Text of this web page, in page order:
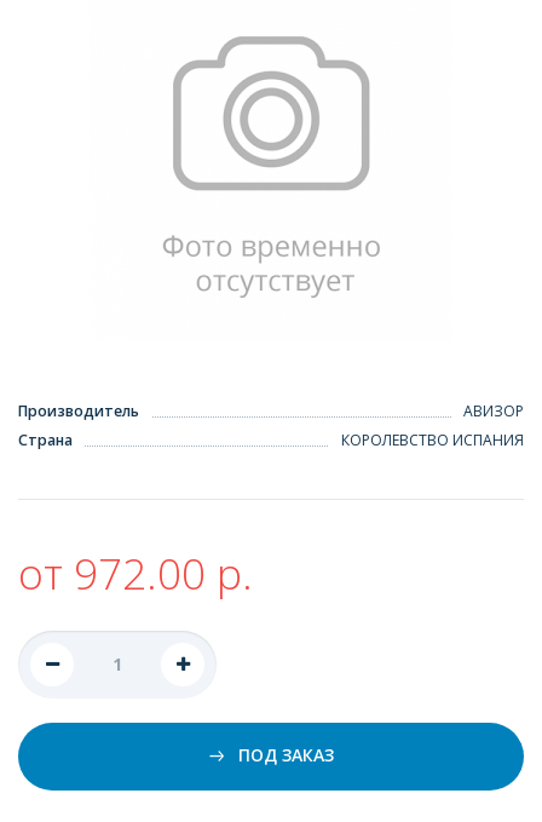
Производитель
АВИЗОР
Страна
КОРОЛЕВСТВО ИСПАНИЯ
от 972.00 р.
ПОД ЗАКАЗ